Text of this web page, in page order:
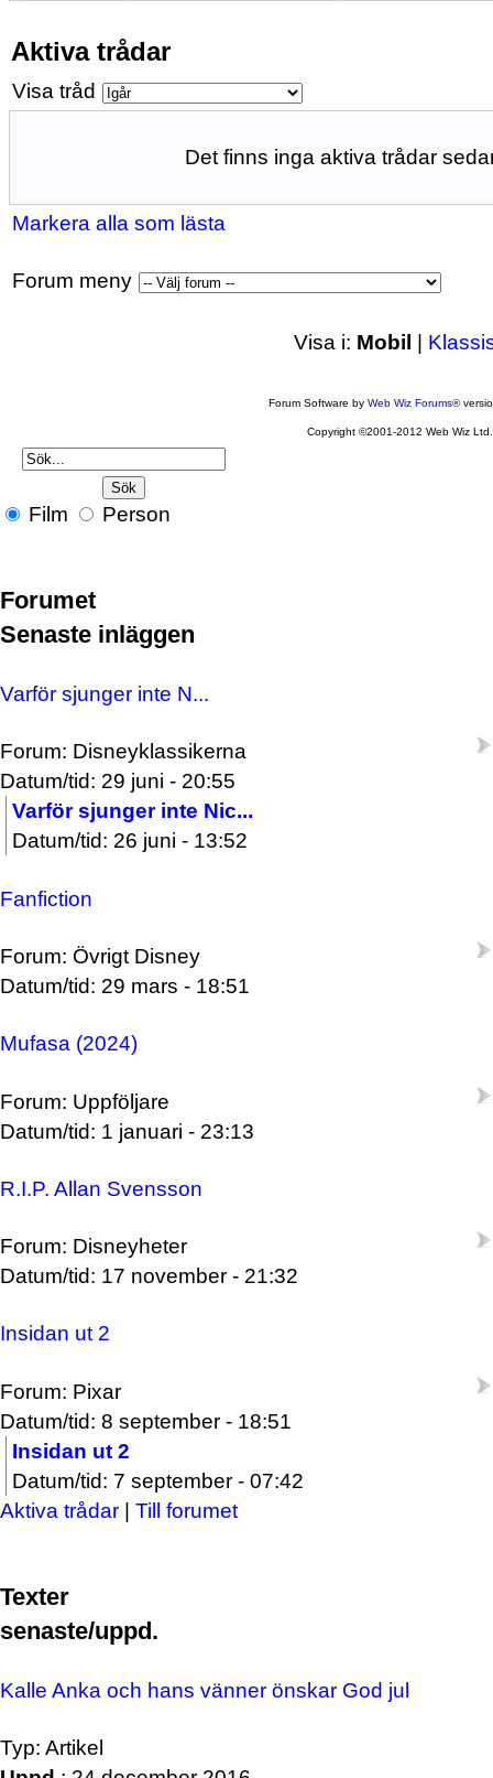
Aktiva trådar
Visa tråd
Det finns inga aktiva trådar
Markera alla som lästa
Forum meny
Visa i: Mobil |
Forum Software byWeb Wiz Forums®
Copyright ©2001-2012 Web Wiz Ltd.
Film Person
Forumet
Senaste inläggen
Varför sjunger inte N...
Forum: Disneyklassikerna
Datum/tid: 29 juni - 20:55
Varför sjunger inte Nic...
Datum/tid: 26 juni - 13:52
Fanfiction
Forum: Övrigt Disney
Datum/tid: 29 mars - 18:51
Mufasa (2024)
Forum: Uppföljare
Datum/tid: 1 januari - 23:13
R.I.P. Allan Svensson
Forum: Disneyheter
Datum/tid: 17 november - 21:32
Insidan ut 2
Forum: Pixar
Datum/tid: 8 september - 18:51
Insidan ut 2
Datum/tid: 7 september - 07:42
Aktiva trådar | Till forumet
Texter
senaste/uppd.
Kalle Anka och hans vänner önskar God jul
Typ: Artikel